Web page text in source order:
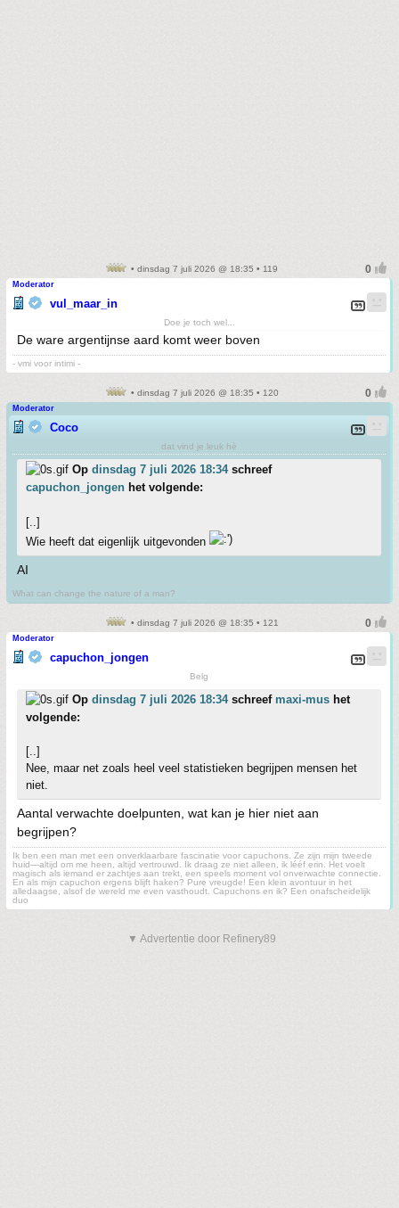
• dinsdag 7 juli 2026 @ 18:35 • 119
Moderator
vul_maar_in
Doe je toch wel...
De ware argentijnse aard komt weer boven
- vmi voor intimi -
• dinsdag 7 juli 2026 @ 18:35 • 120
Moderator
Coco
dat vind je leuk hè
Op dinsdag 7 juli 2026 18:34schreef
capuchon_jongen het volgende:
[..]
Wie heeft dat eigenlijk uitgevonden
AI
What can change the nature of a man?
• dinsdag 7 juli 2026 @ 18:35 • 121
Moderator
capuchon_jongen
Belg
Op dinsdag 7 juli 2026 18:34schreef maxi-mus het
volgende:
[..]
Nee, maar net zoals heel veel statistieken begrijpen mensen het
niet.
Aantal verwachte doelpunten, wat kan je hier niet aan
begrijpen?
Ik ben een man met een onverklaarbare fascinatie voor capuchons. Ze zijn mijn tweede
huid—altijd om me heen, altijd vertrouwd. Ik draag ze niet alleen, ik lééf erin. Het voelt
magisch als iemand er zachtjes aan trekt, een speels moment vol onverwachte connectie.
En als mijn capuchon ergens blijft haken? Pure vreugde! Een klein avontuur in het
alledaagse, alsof de wereld me even vasthoudt. Capuchons en ik? Een onafscheidelijk
duo
▼ Advertentie door Refinery89